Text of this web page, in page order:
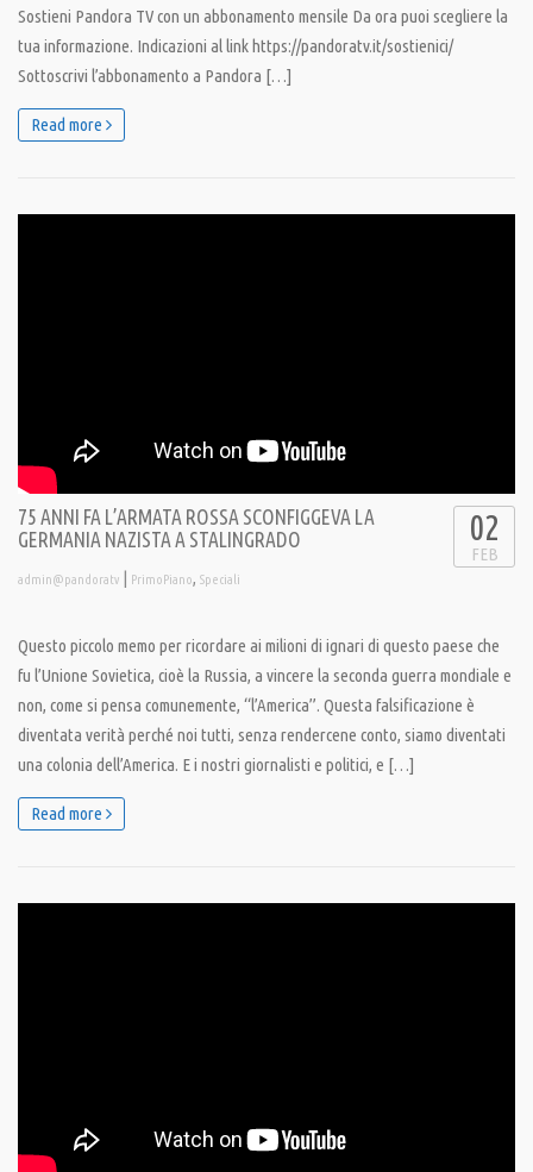
Sostieni Pandora TV con un abbonamento mensile Da ora puoi scegliere la
tua informazione. Indicazioni al link https://pandoratv.it/sostienici/
Sottoscrivi l’abbonamento a Pandora […]
Read more
75 ANNI FA L’ARMATA ROSSA SCONFIGGEVA LA
GERMANIA NAZISTA A STALINGRADO
admin@pandoratv | PrimoPiano, Speciali
02
FEB
Questo piccolo memo per ricordare ai milioni di ignari di questo paese che
fu l’Unione Sovietica, cioè la Russia, a vincere la seconda guerra mondiale e
non, come si pensa comunemente, “l’America”. Questa falsificazione è
diventata verità perché noi tutti, senza rendercene conto, siamo diventati
una colonia dell’America. E i nostri giornalisti e politici, e […]
Read more